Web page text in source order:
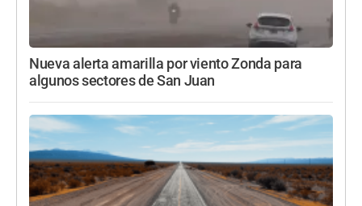
Nueva alerta amarilla por viento Zonda para
algunos sectores de San Juan